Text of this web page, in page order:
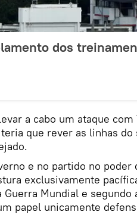
dos
a cabo um ataque com
que rever as linhas do
e no partido no poder
exclusivamente
Mundial e segundo
papel unicamente